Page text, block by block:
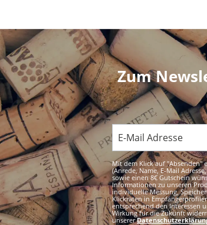
Zum
Mit dem Klick auf "Absenden"
(Anrede, Name, E-Mail
sowie einen 8€ Gutschein
Informationen zu unseren
individuelle Messung,
Klickraten in
entsprechend den Interessen
Wirkung für die Zukunft
unserer